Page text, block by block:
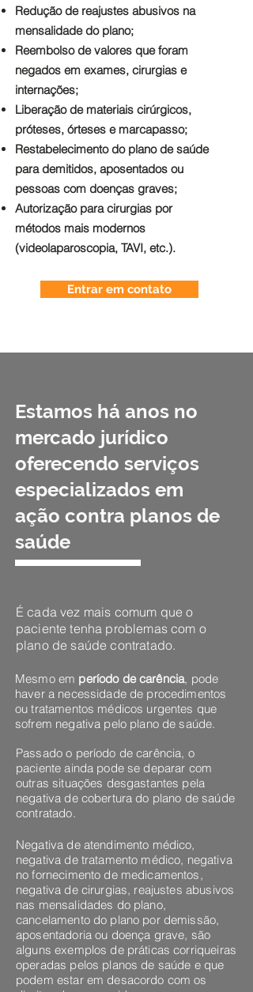
Redução de reajustes abusivos na
mensalidade do plano;
Reembolso de valores que foram
negados em exames, cirurgias e
internações;
Liberação de materiais cirúrgicos,
próteses, órteses e marcapasso;
Restabelecimento do plano de saúde
para demitidos, aposentados ou
pessoas com doenças graves;
Autorização paracirurgias por
métodos mais modernos
(videolaparoscopia, TAVI, etc.).
Entrar em contato
Estamos há anos no
mercado jurídico
oferecendo serviços
especializados em
ação contra planos de
saúde
É cada vez mais comum que o
paciente tenha problemas com o
plano de saúde contratado.
Mesmo em período de carência, pode
haver a necessidade de procedimentos
ou tratamentos médicos urgentes que
sofrem negativa pelo plano de saúde.
Passado o período de carência, o
paciente ainda pode se deparar com
outras situações desgastantes pela
negativa de cobertura do plano de saúde
contratado.
Negativa de atendimento médico,
negativa de tratamento médico, negativa
no fornecimento de medicamentos,
negativa de cirurgias, reajustes abusivos
nas mensalidades do plano,
cancelamento do plano por demissão,
aposentadoria ou doença grave, são
alguns exemplos de práticas corriqueiras
operadas pelos planos de saúde e que
podem estar em desacordo com os